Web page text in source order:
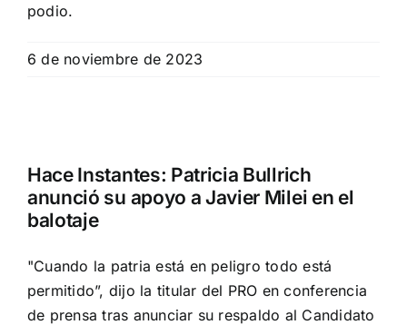
podio.
6 de noviembre de 2023
Hace Instantes: Patricia Bullrich
anunció su apoyo a Javier Milei en el
balotaje
"Cuando la patria está en peligro todo está
permitido”, dijo la titular del PRO en conferencia
de prensa tras anunciar su respaldo al Candidato